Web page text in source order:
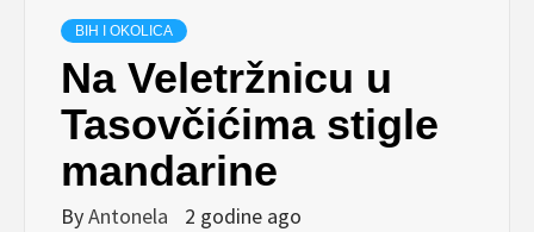
BIH I OKOLICA
Na Veletržnicu u
Tasovčićima stigle
mandarine
ByAntonela 2 godine ago